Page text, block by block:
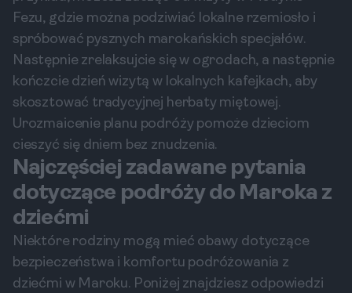
Fezu, gdzie można podziwiać lokalne rzemiosło i
spróbować pysznych marokańskich specjałów.
Następnie zrelaksujcie się w ogrodach, a następnie
kończcie dzień wizytą w lokalnych kafejkach, aby
skosztować tradycyjnej herbaty miętowej.
Urozmaicenie planu podróży pomoże dzieciom
cieszyć się dniem bez znudzenia.
Najczęściej zadawane pytania
dotyczące podróży do Maroka z
dziećmi
Niektóre rodziny mogą mieć obawy dotyczące
bezpieczeństwa i komfortu podróżowania z
dziećmi w Maroku. Poniżej znajdziesz odpowiedzi